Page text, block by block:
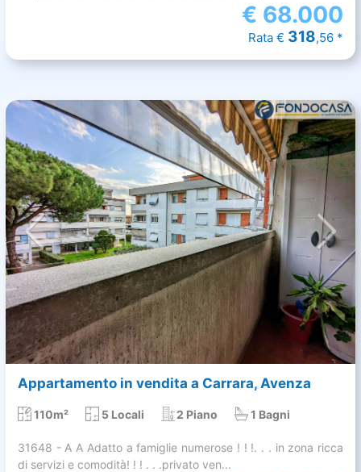
€ 68.000
Rata € 318,56 *
Appartamento in vendita a Carrara, Avenza
110m² 5 Locali 2 Piano 1 Bagni
31648 - A A Adatto a famiglie numerose ! ! !. . . in zona ricca
di servizi e comodità! ! ! . . .privato ven...